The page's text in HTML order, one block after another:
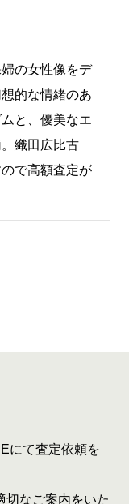
の女性像をデ
的な情緒のあ
と、優美なエ
織田広比古
で高額査定が
にて査定依頼を
切なご案内をいた